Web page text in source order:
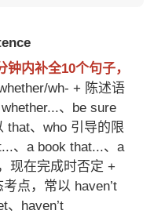
钟内补全10个句子，
wh‑ + 陈述语
、be sure
that、who 引导的限
、a book that...、a
现在完成时否定 +
点，常以 haven’t
、haven’t